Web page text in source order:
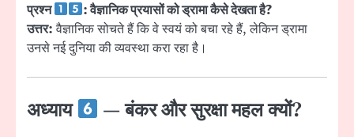
प्रश्न
: वैज्ञानिक प्रयासों को ड्रामा कैसे देखता है?
उत्तर:वैज्ञानिक सोचते हैं कि वे स्वयं को बचा रहे हैं, लेकिन ड्रामा
उनसे नई दुनिया की व्यवस्था करा रहा है।
अध्याय — बंकर और सुरक्षा महल क्यों?